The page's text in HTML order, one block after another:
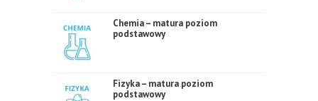
Chemia – matura poziom
podstawowy
Fizyka – matura poziom
podstawowy